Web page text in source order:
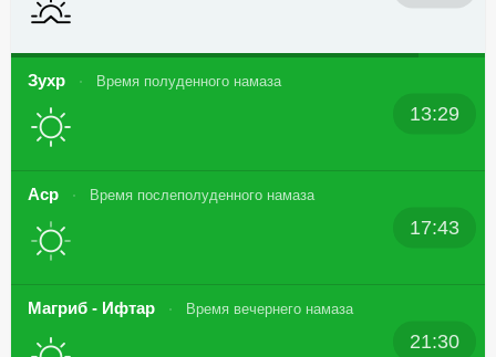
Зухр Время полуденного намаза
13:29
Аср Время послеполуденного намаза
17:43
Магриб - Ифтар Время вечернего намаза
21:30